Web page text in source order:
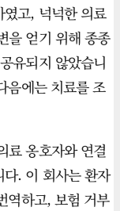
고, 넉넉한 의료
을 얻기 위해 종종
유되지 않았습니
음에는 치료를 조
료 옹호자와 연결
. 이 회사는 환자
역하고, 보험 거부